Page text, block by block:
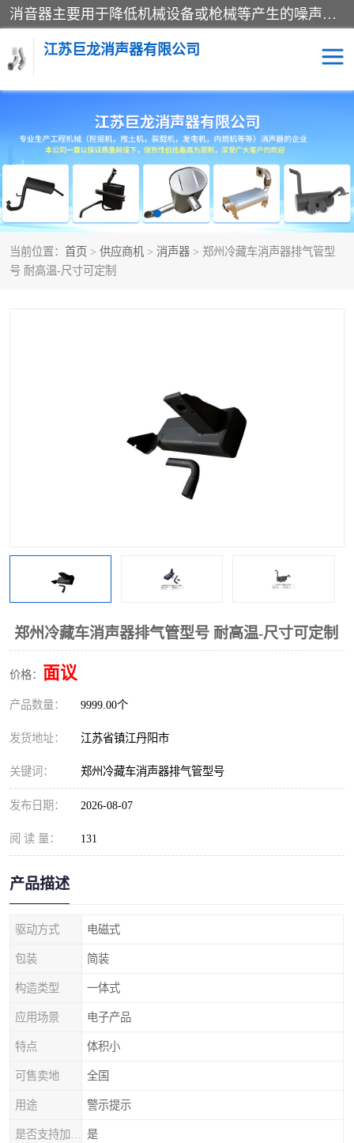
消音器主要用于降低机械设备或枪械等产生的噪声。它通过阻尼或增加排气面积来降低排气速度和功率，从而降低噪声。常见的消音器类型包括阻性消声器、抗性消声器、共振消声器以及阻抗复合式消声器等。这些消音器各有特点，适用于不同频率的噪声消除。
江苏巨龙消声器有限公司
当前位置： 首页 > 供应商机 > 消声器 > 郑州冷藏车消声器排气管型
号 耐高温-尺寸可定制
郑州冷藏车消声器排气管型号 耐高温-尺寸可定制
价格： 面议
产品数量： 9999.00个
发货地址： 江苏省镇江丹阳市
关键词： 郑州冷藏车消声器排气管型号
发布日期： 2026-08-07
阅 读 量： 131
产品描述
驱动方式 电磁式
包装 简装
构造类型 一体式
应用场景 电子产品
特点 体积小
可售卖地 全国
用途 警示提示
是
消声器